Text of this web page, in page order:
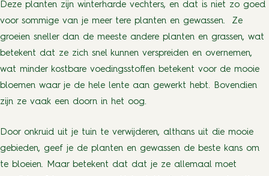
Deze planten zijn winterharde vechters, en dat is niet zo goed
voor sommige van je meer tere planten en gewassen. Ze
groeien sneller dan de meeste andere planten en grassen, wat
betekent dat ze zich snel kunnen verspreiden en overnemen,
wat minder kostbare voedingsstoffen betekent voor de mooie
bloemen waar je de hele lente aan gewerkt hebt. Bovendien
zijn ze vaak een doorn in het oog.
Door onkruid uit je tuin te verwijderen, althans uit die mooie
gebieden, geef je de planten en gewassen de beste kans om
te bloeien. Maar betekent dat dat je ze allemaal moet